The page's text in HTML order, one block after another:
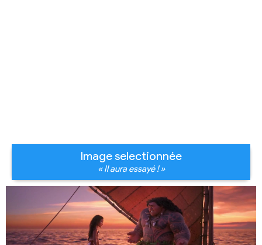
Image selectionnée
« Il aura essayé ! »